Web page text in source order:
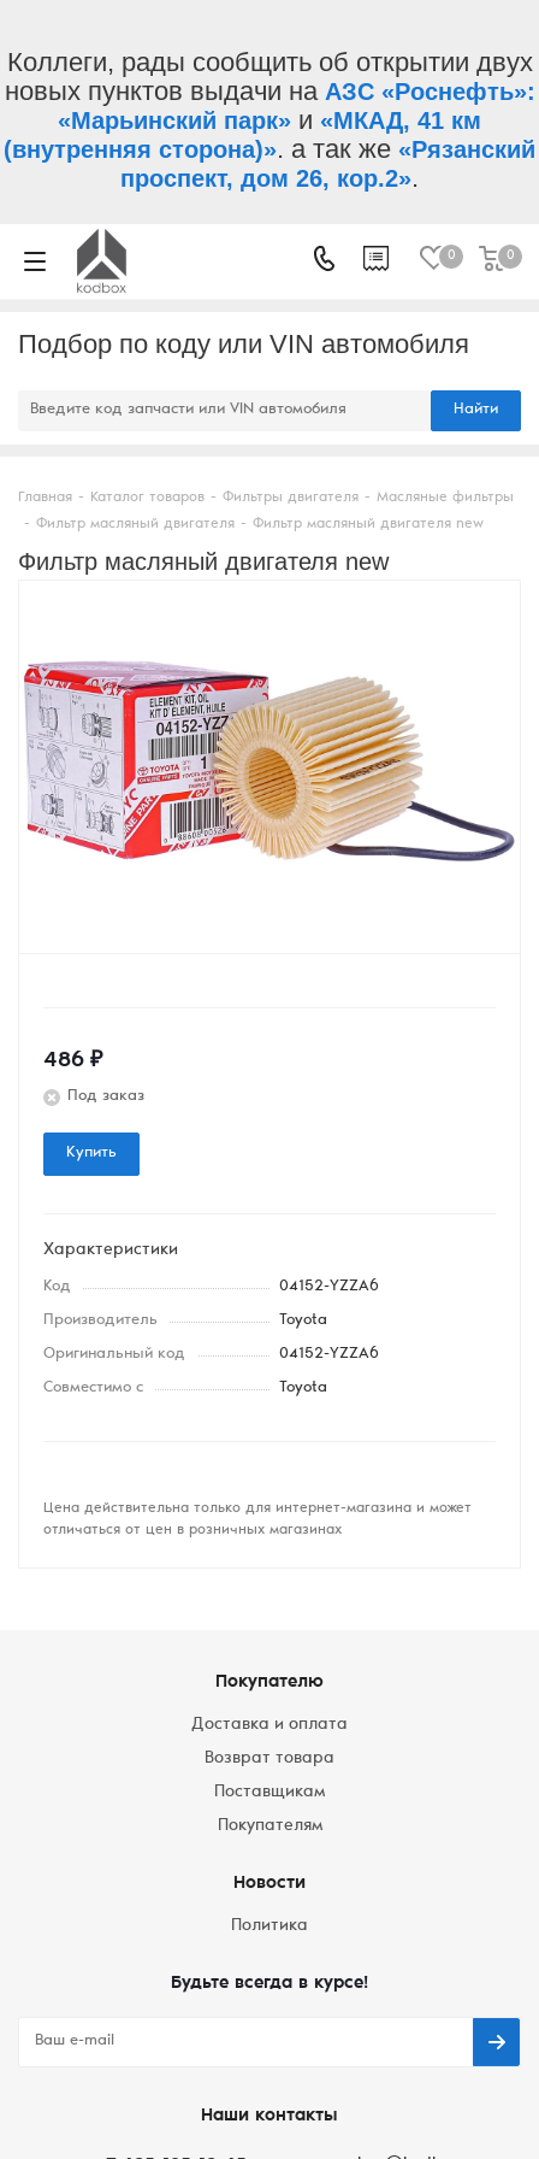
Коллеги, рады сообщить об открытии двух
новых пунктов выдачи на АЗС «Роснефть»:
«Марьинский парк» и «МКАД, 41 км
(внутренняя сторона)». а так же «Рязанский
проспект, дом 26, кор.2».
0 0
Подбор по коду или VIN автомобиля
Найти
Главная - Каталог товаров - Фильтры двигателя - Масляные фильтры
- Фильтр масляный двигателя - Фильтр масляный двигателя new
Фильтр масляный двигателя new
486 ₽
Под заказ
Купить
Характеристики
Код 04152-YZZA6
Производитель Toyota
Оригинальный код 04152-YZZA6
Совместимо с Toyota
Цена действительна только для интернет-магазина и может
отличаться от цен в розничных магазинах
Покупателю
Доставка и оплата
Возврат товара
Поставщикам
Покупателям
Новости
Политика
Будьте всегда в курсе!
Наши контакты